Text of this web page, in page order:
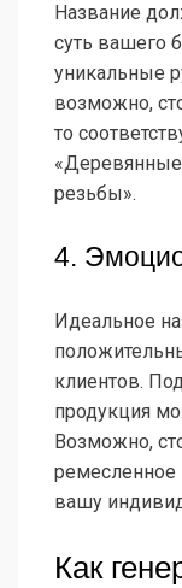
Название
суть вашего
уникальные
возможно,
то
резьбы».
4.
Идеальное
клиентов.
продукция
Возможно,
ремесленное
вашу
Как